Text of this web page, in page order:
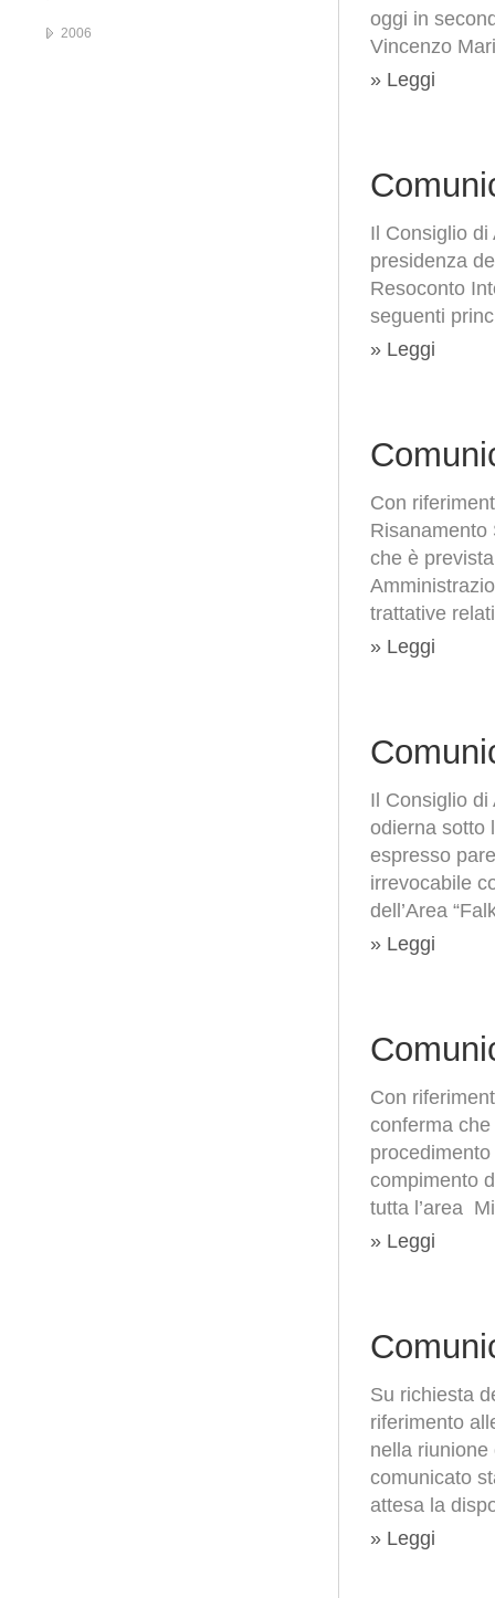
oggi in
Vincenzo
» Leggi
Il Consiglio
presidenza
Resoconto
seguenti
» Leggi
Con
Risanamento
che è
trattative
» Leggi
Il Consiglio
odierna sotto
espresso
irrevocabile
dell’Area
» Leggi
Con
conferma
compimento
tutta l’area
» Leggi
Su richiesta
riferimento
nella
comunicato
attesa la
» Leggi
2006